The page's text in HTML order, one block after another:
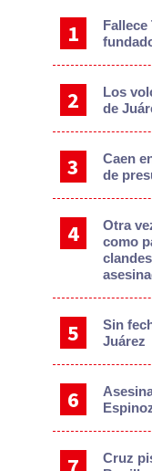
Fallece
Los
de
Caen
de
Otra
como
Sin
Juárez
Cruz